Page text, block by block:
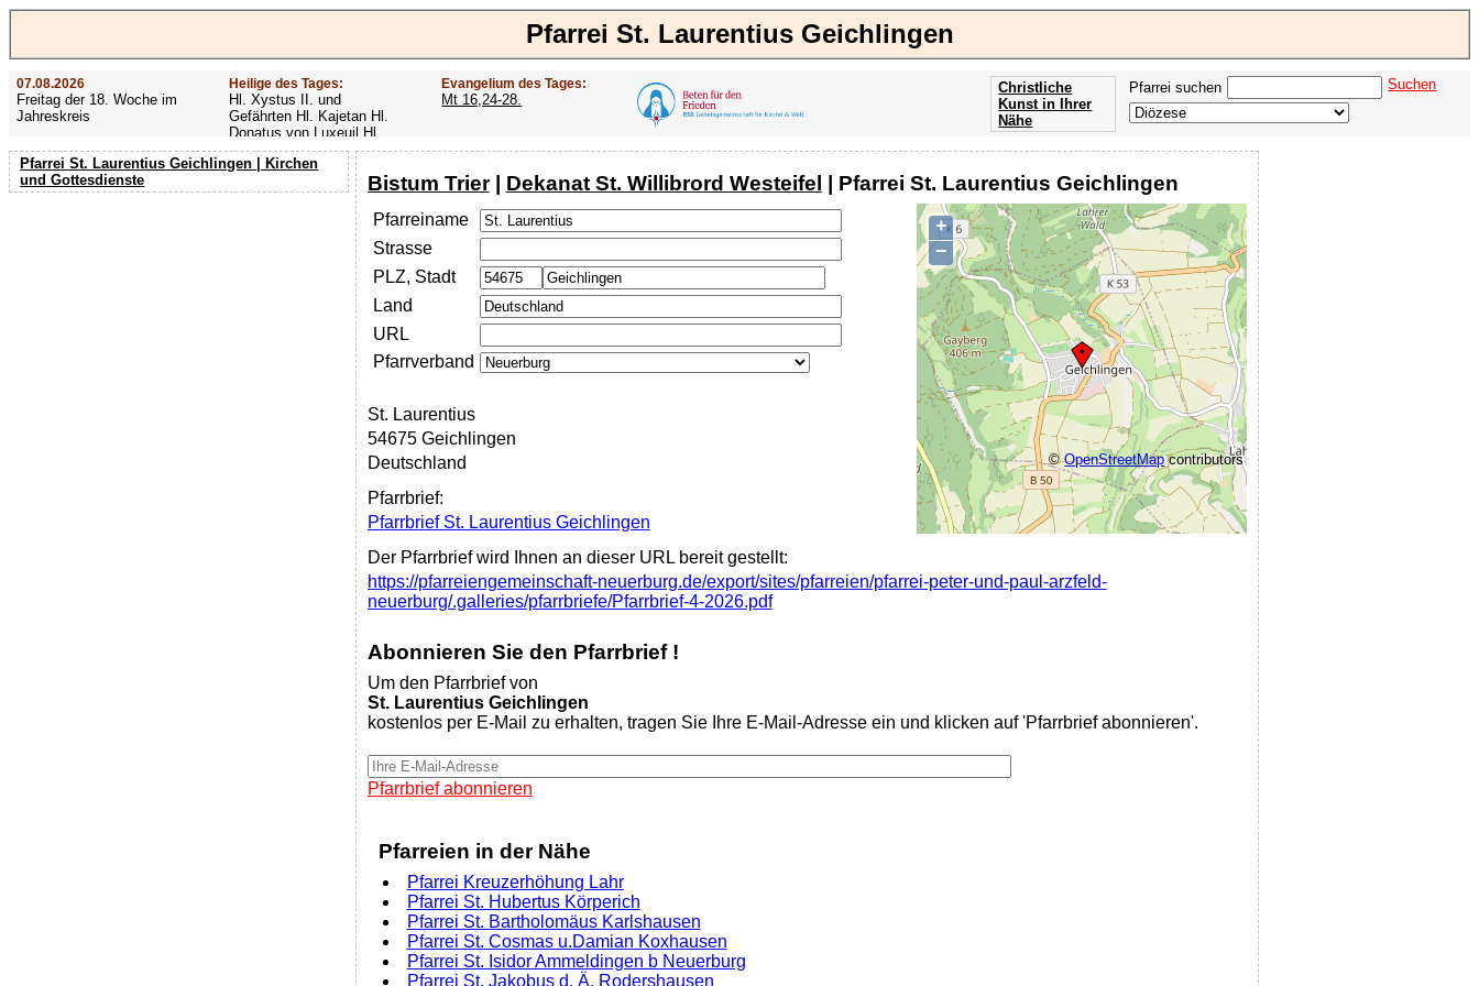
Pfarrei St. Laurentius Geichlingen
07.08.2026
Freitag der 18. Woche im
Jahreskreis
Heilige des Tages:
Hl. Xystus II. und
Gefährten Hl. Kajetan Hl.
Donatus von Luxeuil Hl.
Afra
Evangelium des Tages:
Mt 16,24-28.
Pfarrei suchen Suchen
Christliche
Kunst in Ihrer
Nähe
Pfarrei St. Laurentius Geichlingen | Kirchen
und Gottesdienste
Bistum Trier| Dekanat St. Willibrord Westeifel | Pfarrei St. Laurentius Geichlingen
+
−
©OpenStreetMapcontributors
Pfarreiname
Strasse
PLZ, Stadt
Land
URL
Pfarrverband
St. Laurentius
54675 Geichlingen
Deutschland
Pfarrbrief:
Pfarrbrief St. Laurentius Geichlingen
Der Pfarrbrief wird Ihnen an dieser URL bereit gestellt:
https://pfarreiengemeinschaft-neuerburg.de/export/sites/pfarreien/pfarrei-peter-und-paul-arzfeld-
neuerburg/.galleries/pfarrbriefe/Pfarrbrief-4-2026.pdf
Abonnieren Sie den Pfarrbrief !
Um den Pfarrbrief von
St. Laurentius Geichlingen
kostenlos per E-Mail zu erhalten, tragen Sie Ihre E-Mail-Adresse ein und klicken auf 'Pfarrbrief abonnieren'.
Pfarrbrief abonnieren
Pfarreien in der Nähe
Pfarrei Kreuzerhöhung Lahr
Pfarrei St. Hubertus Körperich
Pfarrei St. Bartholomäus Karlshausen
Pfarrei St. Cosmas u.Damian Koxhausen
Pfarrei St. Isidor Ammeldingen b Neuerburg
Pfarrei St. Jakobus d. Ä. Rodershausen